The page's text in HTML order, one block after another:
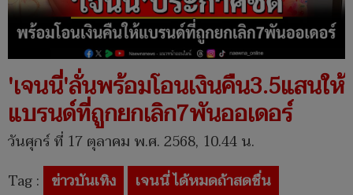
'เจนนี่'ลั่นพร้อมโอนเงินคืน3.5แสนให้
แบรนด์ที่ถูกยกเลิก7พันออเดอร์
วันศุกร์ ที่ 17 ตุลาคม พ.ศ. 2568, 10.44 น.
Tag : ข่าวบันเทิง
เจนนี่ ได้หมดถ้าสดชื่น